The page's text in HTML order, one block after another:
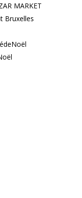
MARKET
Bruxelles